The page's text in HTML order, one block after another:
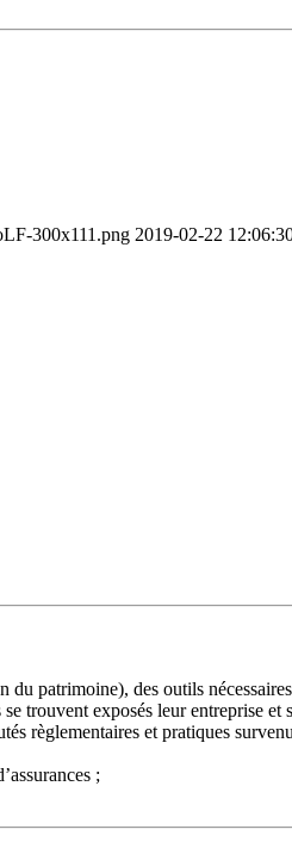
300x111.png 2019-02-22
du patrimoine), des outils
trouvent exposés leur entreprise et
règlementaires et pratiques
;